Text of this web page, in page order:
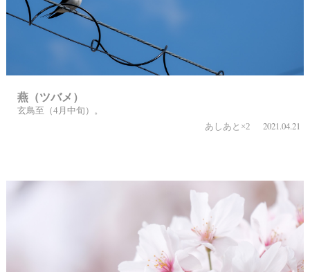
燕（ツバメ）
玄鳥至（4月中旬）。
あしあと×2
2021.04.21